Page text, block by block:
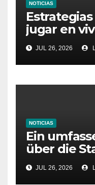
NOTICIAS
jugar en
aumentar
JUL 26, 2026
NOTICIAS
Ein
über die
JUL 26, 2026